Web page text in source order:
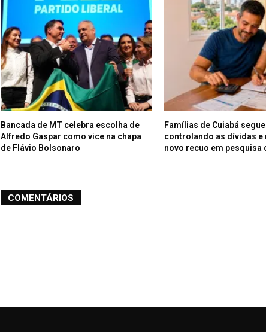
Bancada de MT celebra escolha de
Alfredo Gaspar como vice na chapa
de Flávio Bolsonaro
Famílias de Cuiabá
controlando as dívidas e
novo recuo em pesquisa
COMENTÁRIOS